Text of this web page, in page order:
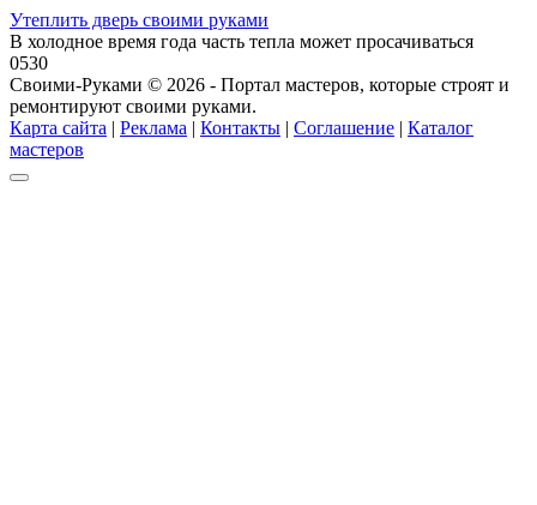
Утеплить дверь своими руками
В холодное время года часть тепла может просачиваться
0530
Своими-Руками © 2026 - Портал мастеров, которые строят и
ремонтируют своими руками.
Карта сайта | Реклама | Контакты | Соглашение | Каталог
мастеров